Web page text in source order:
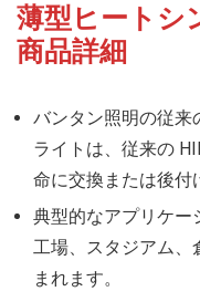
薄型ヒートシ
商品詳細
バンタン照明の従来
ライトは、従来の
命に交換または後付
典型的なアプリケー
工場、スタジアム、
まれます。